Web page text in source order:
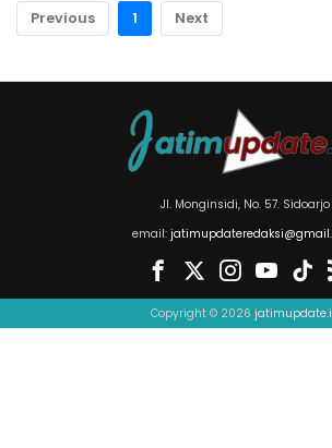
Previous 1 Next
Jl. Monginsidi, No. 57. Sidoarjo
email:
Copyright © 2026